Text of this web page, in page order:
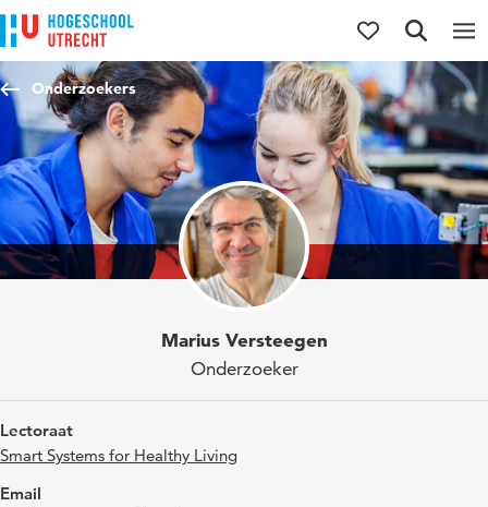
Direct naar de inhoud
Direct naar de hoofdnavigatie
Direct naar de zoekfunctie
Onderzoekers
Marius Versteegen
Onderzoeker
Lectoraat
Smart Systems for Healthy Living
Email